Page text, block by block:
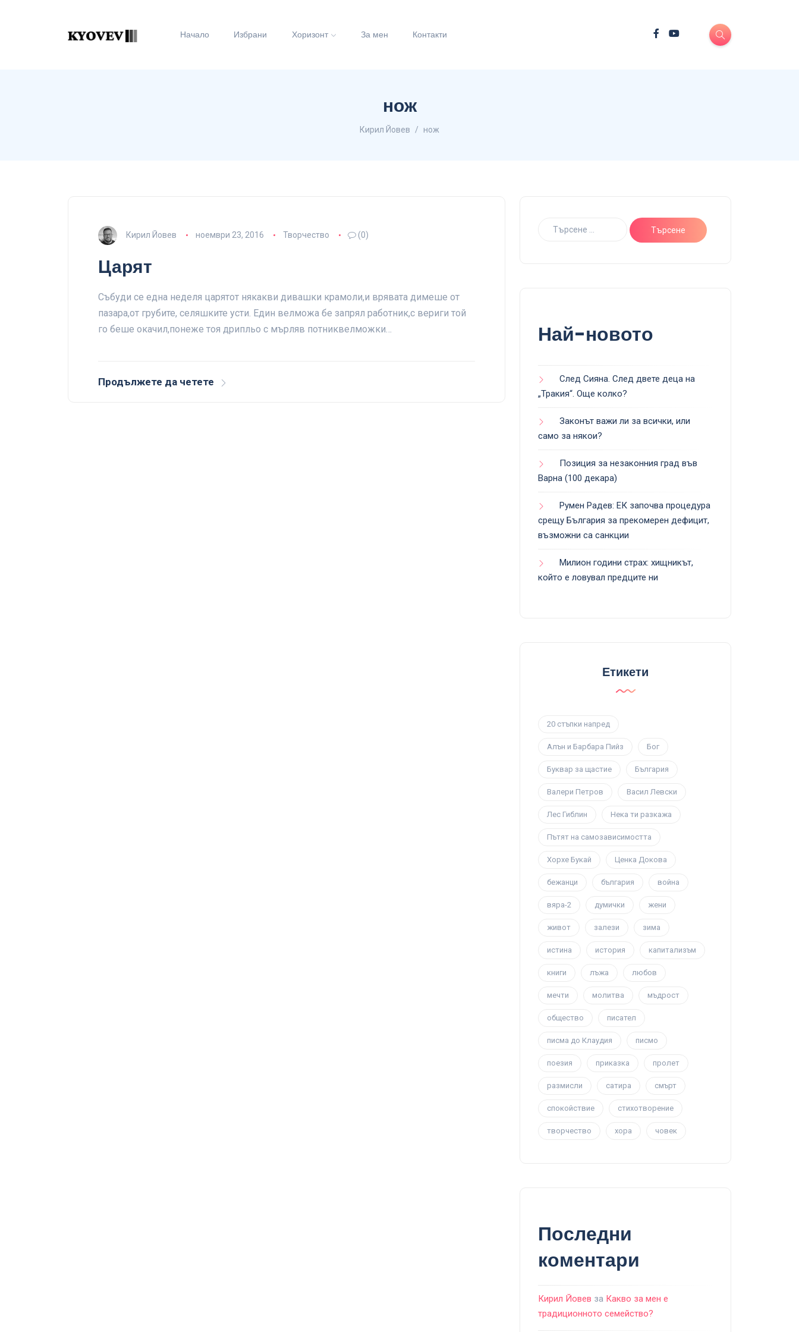
Начало Избрани Хоризонт За мен Контакти
нож
Кирил Йовев нож
Кирил Йовев ноември 23, 2016 Творчество (0)
Царят
Събуди се една неделя царятот някакви дивашки крамоли,и врявата димеше от
пазара,от грубите, селяшките усти. Един велможа бе запрял работник,с вериги той
го беше окачил,понеже тоя дрипльо с мърляв потниквелможки…
Продължете да четете
Най-новото
След Сияна. След двете деца на
„Тракия“. Още колко?
Законът важи ли за всички, или
само за някои?
Позиция за незаконния град във
Варна (100 декара)
Румен Радев: ЕК започва процедура
срещу България за прекомерен дефицит,
възможни са санкции
Милион години страх: хищникът,
който е ловувал предците ни
Етикети
20 стъпки напред
Алън и Барбара Пийз Бог
Буквар за щастие България
Валери Петров Васил Левски
Лес Гиблин Нека ти разкажа
Пътят на самозависимостта
Хорхе Букай Ценка Докова
бежанци българия война
вяра-2 думички жени
живот залези зима
истина история капитализъм
книги лъжа любов
мечти молитва мъдрост
общество писател
писма до Клаудия писмо
поезия приказка пролет
размисли сатира смърт
спокойствие стихотворение
творчество хора човек
Последни
коментари
Кирил Йовев за Какво за мен е
традиционното семейство?